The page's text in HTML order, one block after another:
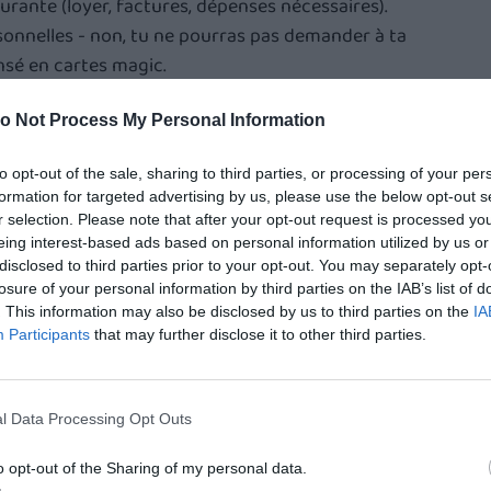
Not Process My Personal Information
opt-out of the sale, sharing to third parties, or processing of your
for targeted advertising by us, please use the below opt-out
selection. Please note that after your opt-out request is processed
interest-based ads based on personal information utilized by us
to third parties prior to your opt-out. You may separately
of your personal information by third parties on the IAB’s list of
This information may also be disclosed by us to third parties on the
Participants that may further disclose it to other third parties.
Data Processing Opt Outs
opt-out of the Sharing of my personal data.
(loyer, factures, dépenses nécessaires).
- non, tu ne pourras pas demander à ta
en cartes magic.
du Pacs
des deux partenaires sont pris en compte
(RSA, aides au logement, etc.). Donc ça peut
selon la situation des deux : à vos calculs !
ils sont cotitulaires du bail.
d’une protection dans certaines
pour obtenir un crédit immobilier